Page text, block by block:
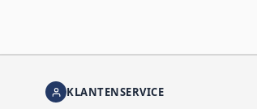
KLANTENSERVICE